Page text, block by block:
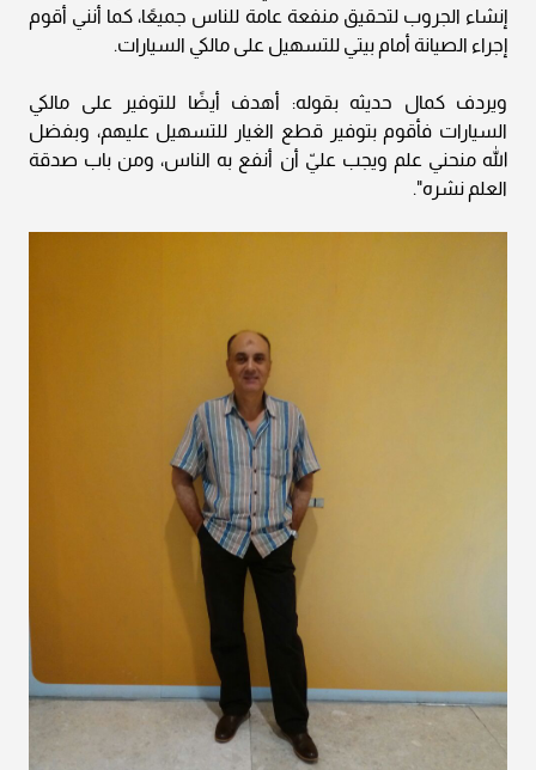
إنشاء الجروب لتحقيق منفعة عامة للناس جميعًا، كما أنني أقوم
إجراء الصيانة أمام بيتي للتسهيل على مالكي السيارات.
ويردف كمال حديثه بقوله: أهدف أيضًا للتوفير على مالكي
السيارات فأقوم بتوفير قطع الغيار للتسهيل عليهم، وبفضل
الله منحني علم ويجب عليّ أن أنفع به الناس، ومن باب صدقة
العلم نشره".